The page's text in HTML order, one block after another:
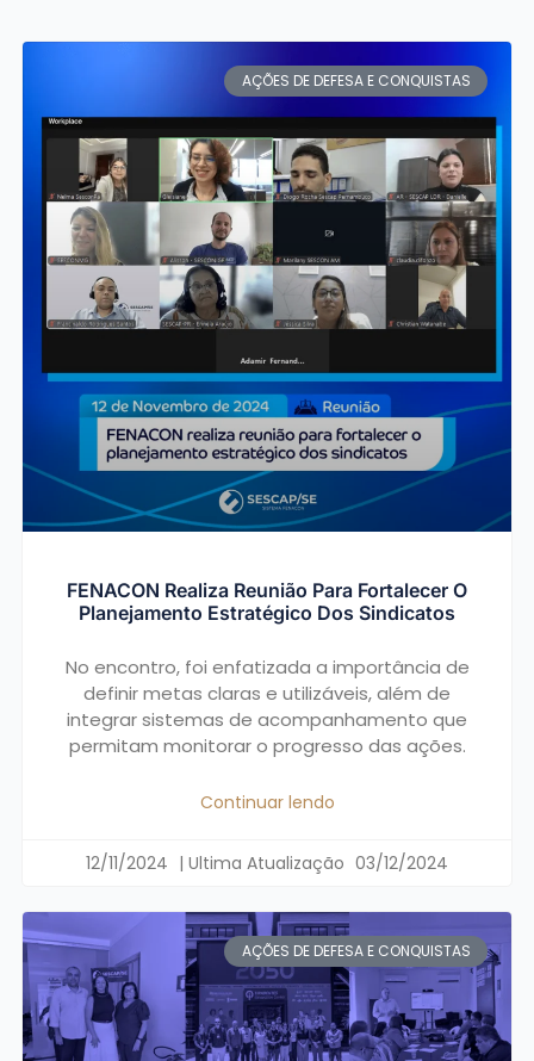
AÇÕES DE DEFESA E CONQUISTAS
FENACON Realiza Reunião Para Fortalecer O
Planejamento Estratégico Dos Sindicatos
No encontro, foi enfatizada a importância de
definir metas claras e utilizáveis, além de
integrar sistemas de acompanhamento que
permitam monitorar o progresso das ações.
Continuar lendo
12/11/2024 03/12/2024
AÇÕES DE DEFESA E CONQUISTAS